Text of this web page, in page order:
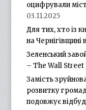
оцифрували
03.11.2025
Для тих, хто із
на Чернігівщині
Зеленський
– The Wall Street
Замість
розвитку
подовжує